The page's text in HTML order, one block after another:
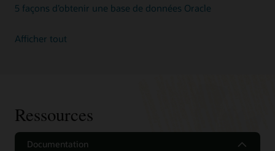
5 façons d’obtenir une base de données Oracle
Afficher tout
Ressources
Documentation